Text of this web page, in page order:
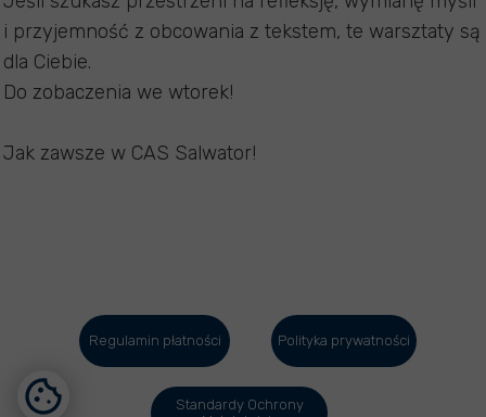
Standardy Ochrony
Polityka prywatności
Regulamin płatności
i przyjemność z obcowania z tekstem, te warsztaty są
dla Ciebie.
Do zobaczenia we wtorek!
Jak zawsze w CAS Salwator!